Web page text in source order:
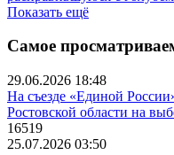
Показать ещё
Самое
29.06.2026 18:48
На съезде «Единой
Ростовской области на
16519
25.07.2026 03:50